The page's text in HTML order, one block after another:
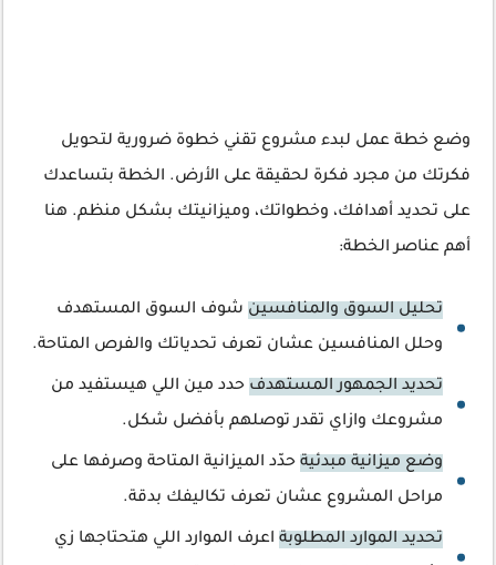
وضع خطة عمل لبدء مشروع تقني خطوة ضرورية لتحويل
فكرتك من مجرد فكرة لحقيقة على الأرض. الخطة بتساعدك
على تحديد أهدافك، وخطواتك، وميزانيتك بشكل منظم. هنا
أهم عناصر الخطة:
تحليل السوق والمنافسين شوف السوق المستهدف
وحلل المنافسين عشان تعرف تحدياتك والفرص المتاحة.
تحديد الجمهور المستهدف حدد مين اللي هيستفيد من
مشروعك وازاي تقدر توصلهم بأفضل شكل.
وضع ميزانية مبدئية حدّد الميزانية المتاحة وصرفها على
مراحل المشروع عشان تعرف تكاليفك بدقة.
تحديد الموارد المطلوبة اعرف الموارد اللي هتحتاجها زي